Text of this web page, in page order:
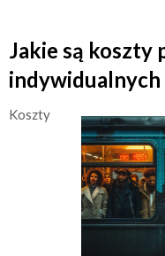
Jakie są koszty
Koszty